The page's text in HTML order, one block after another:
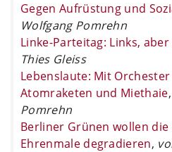
Gegen Aufrüstung und
Wolfgang Pomrehn
Linke-Parteitag: Links,
Thies Gleiss
Lebenslaute: Mit
Atomraketen und Miethaie,
Pomrehn
Berliner Grünen wollen
Ehrenmale degradieren,